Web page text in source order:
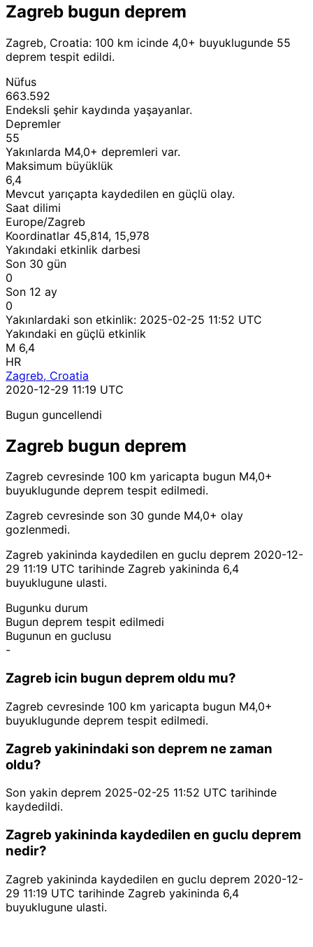
Zagreb bugun deprem
Zagreb, Croatia: 100 km icinde 4,0+ buyuklugunde 55
deprem tespit edildi.
Nüfus
663.592
Endeksli şehir kaydında yaşayanlar.
Depremler
55
Yakınlarda M4,0+ depremleri var.
Maksimum büyüklük
6,4
Mevcut yarıçapta kaydedilen en güçlü olay.
Saat dilimi
Europe/Zagreb
Koordinatlar 45,814, 15,978
Yakındaki etkinlik darbesi
Son 30 gün
0
Son 12 ay
0
Yakınlardaki son etkinlik: 2025-02-25 11:52 UTC
Yakındaki en güçlü etkinlik
M 6,4
HR
Zagreb, Croatia
2020-12-29 11:19 UTC
Bugun guncellendi
Zagreb bugun deprem
Zagreb cevresinde 100 km yaricapta bugun M4,0+
buyuklugunde deprem tespit edilmedi.
Zagreb cevresinde son 30 gunde M4,0+ olay
gozlenmedi.
Zagreb yakininda kaydedilen en guclu deprem 2020-12-
29 11:19 UTC tarihinde Zagreb yakininda 6,4
buyuklugune ulasti.
Bugunku durum
Bugun deprem tespit edilmedi
Bugunun en guclusu
-
Zagreb icin bugun deprem oldu mu?
Zagreb cevresinde 100 km yaricapta bugun M4,0+
buyuklugunde deprem tespit edilmedi.
Zagreb yakinindaki son deprem ne zaman
oldu?
Son yakin deprem 2025-02-25 11:52 UTC tarihinde
kaydedildi.
Zagreb yakininda kaydedilen en guclu deprem
nedir?
Zagreb yakininda kaydedilen en guclu deprem 2020-12-
29 11:19 UTC tarihinde Zagreb yakininda 6,4
buyuklugune ulasti.